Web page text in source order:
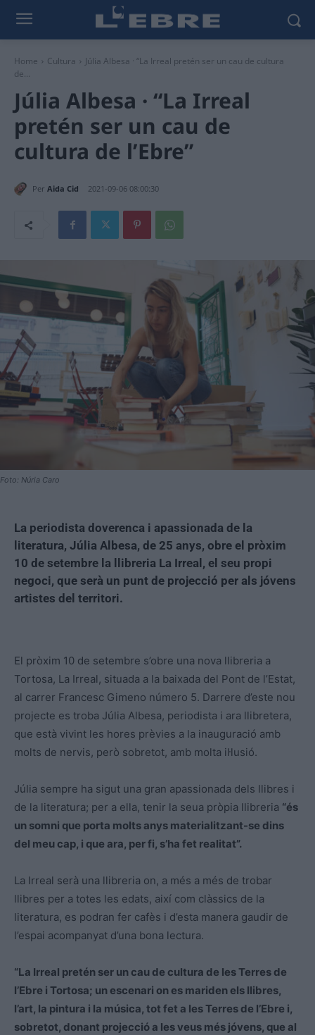
Home Cultura
Júlia Albesa · “La Irreal pretén ser un cau de cultura
de...
Júlia Albesa · “La Irreal
pretén ser un cau de
cultura de l’Ebre”
Per Aida Cid 2021-09-06 08:00:30
Foto: Núria Caro
La periodista doverenca i apassionada de la
literatura, Júlia Albesa, de 25 anys, obre el pròxim
10 de setembre la llibreria La Irreal, el seu propi
negoci, que serà un punt de projecció per als jóvens
artistes del territori.
El pròxim 10 de setembre s’obre una nova llibreria a
Tortosa, La Irreal, situada a la baixada del Pont de l’Estat,
al carrer Francesc Gimeno número 5. Darrere d’este nou
projecte es troba Júlia Albesa, periodista i ara llibretera,
que està vivint les hores prèvies a la inauguració amb
molts de nervis, però sobretot, amb molta il·lusió.
Júlia sempre ha sigut una gran apassionada dels llibres i
de la literatura; per a ella, tenir la seua pròpia llibreria “és
un somni que porta molts anys materialitzant-se dins
del meu cap, i que ara, per fi, s’ha fet realitat”.
La Irreal serà una llibreria on, a més a més de trobar
llibres per a totes les edats, així com clàssics de la
literatura, es podran fer cafès i d’esta manera gaudir de
l’espai acompanyat d’una bona lectura.
“La Irreal pretén ser un cau de cultura de les Terres de
l’Ebre i Tortosa; un escenari on es mariden els llibres,
l’art, la pintura i la música, tot fet a les Terres de l’Ebre i,
sobretot, donant projecció a les veus més jóvens, que al